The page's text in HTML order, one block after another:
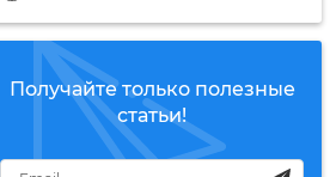
Получайте только полезные
статьи!